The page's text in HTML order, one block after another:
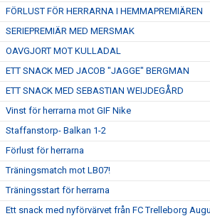
FÖRLUST FÖR HERRARNA I HEMMAPREMIÄREN
SERIEPREMIÄR MED MERSMAK
OAVGJORT MOT KULLADAL
ETT SNACK MED JACOB "JAGGE" BERGMAN
ETT SNACK MED SEBASTIAN WEIJDEGÅRD
Vinst för herrarna mot GIF Nike
Staffanstorp- Balkan 1-2
Förlust för herrarna
Träningsmatch mot LB07!
Träningsstart för herrarna
Ett snack med nyförvärvet från FC Trelleborg